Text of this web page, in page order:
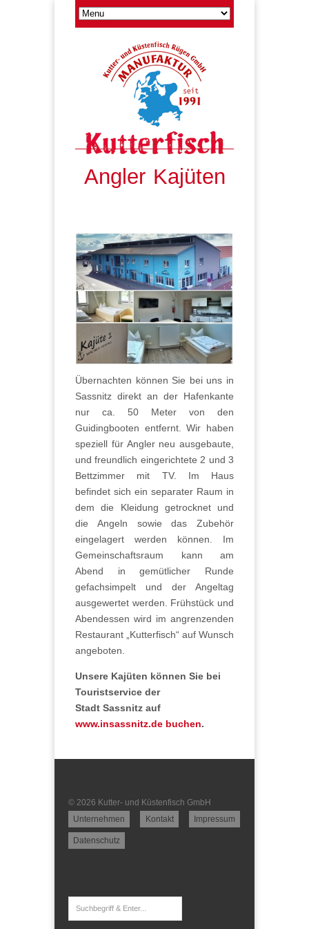
Angler Kajüten
Übernachten können Sie bei uns in
Sassnitz direkt an der Hafenkante
nur ca. 50 Meter von den
Guidingbooten entfernt. Wir haben
speziell für Angler neu ausgebaute,
und freundlich eingerichtete 2 und 3
Bettzimmer mit TV. Im Haus
befindet sich ein separater Raum in
dem die Kleidung getrocknet und
die Angeln sowie das Zubehör
eingelagert werden können. Im
Gemeinschaftsraum kann am
Abend in gemütlicher Runde
gefachsimpelt und der Angeltag
ausgewertet werden. Frühstück und
Abendessen wird im angrenzenden
Restaurant „Kutterfisch“ auf Wunsch
angeboten.
Unsere Kajüten können Sie bei
Touristservice der
Stadt Sassnitz auf
www.insassnitz.de buchen.
© 2026 Kutter- und Küstenfisch GmbH
Unternehmen
Kontakt Impressum
Datenschutz